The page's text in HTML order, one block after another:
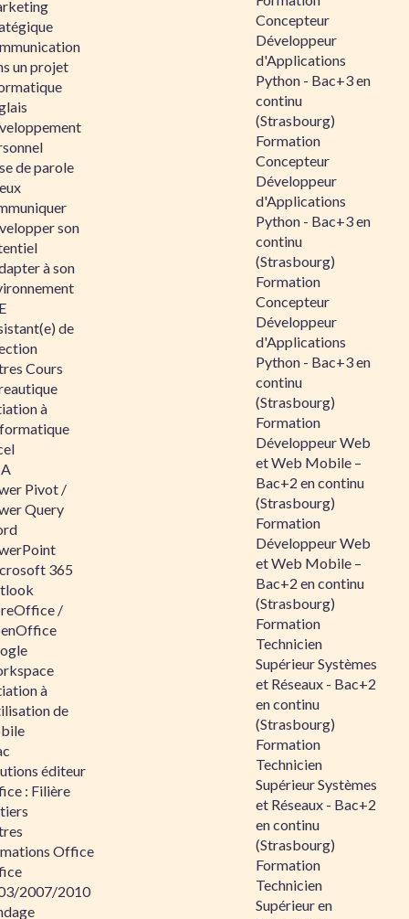
un projet
de parole
son
à son
de
Cours
à
Pivot /
Query
365
/
à
de
éditeur
: Filière
Office
2007/2010
Concepteur
Développeur
d'Applications
Python - Bac+3 en
continu
(Strasbourg)
Formation
Concepteur
Développeur
d'Applications
Python - Bac+3 en
continu
(Strasbourg)
Formation
Concepteur
Développeur
d'Applications
Python - Bac+3 en
continu
(Strasbourg)
Formation
Développeur Web
et Web Mobile –
Bac+2 en continu
(Strasbourg)
Formation
Développeur Web
et Web Mobile –
Bac+2 en continu
(Strasbourg)
Formation
Technicien
Supérieur Systèmes
et Réseaux - Bac+2
en continu
(Strasbourg)
Formation
Technicien
Supérieur Systèmes
et Réseaux - Bac+2
en continu
(Strasbourg)
Formation
Technicien
Supérieur en